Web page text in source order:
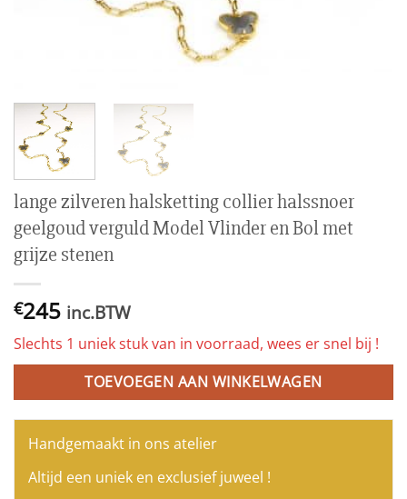
lange zilveren halsketting collier halssnoer
geelgoud verguld Model Vlinder en Bol met
grijze stenen
€245 inc.BTW
Slechts 1 uniek stuk van in voorraad, wees er snel bij !
TOEVOEGEN AAN WINKELWAGEN
Handgemaakt in ons atelier
Altijd een uniek en exclusief juweel !